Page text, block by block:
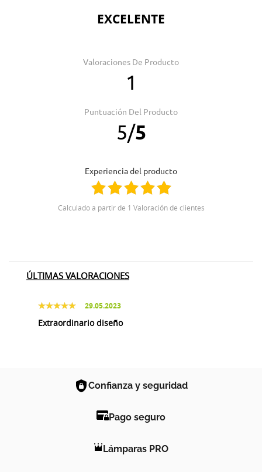
EXCELENTE
Valoraciones De Producto
1
Puntuación Del Producto
5/5
Experiencia del producto
Calculado a partir de 1 Valoración de clientes
ÚLTIMAS VALORACIONES
29.05.2023
Extraordinario diseño
Confianza y seguridad
Pago seguro
Lámparas PRO